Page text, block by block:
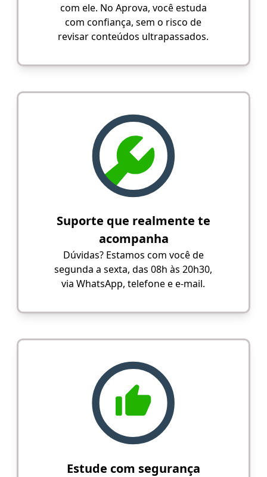
com ele. No Aprova, você estuda
com confiança, sem o risco de
revisar conteúdos ultrapassados.
Suporte que realmente te
acompanha
Dúvidas? Estamos com você de
segunda a sexta, das 08h às 20h30,
via WhatsApp, telefone e e-mail.
Estude com segurança